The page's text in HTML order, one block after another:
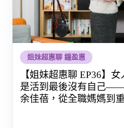
姐妹超惠聊 鐘盈惠
【姐妹超惠聊 EP36】
是活到最後沒有自己
余佳蓓，從全職媽媽到